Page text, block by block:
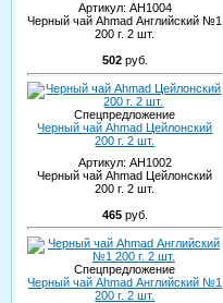
Артикул: AH1004
Черный чай Ahmad Английский №1
200 г. 2 шт.
502 руб.
Спецпредложение
Черный чай Ahmad Цейлонский
200 г. 2 шт.
Артикул: AH1002
Черный чай Ahmad Цейлонский
200 г. 2 шт.
465 руб.
Спецпредложение
Черный чай Ahmad Английский №1
200 г. 2 шт.